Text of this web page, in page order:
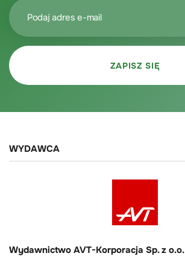
WYDAWCA
Wydawnictwo AVT-Korporacja Sp. z o.o.